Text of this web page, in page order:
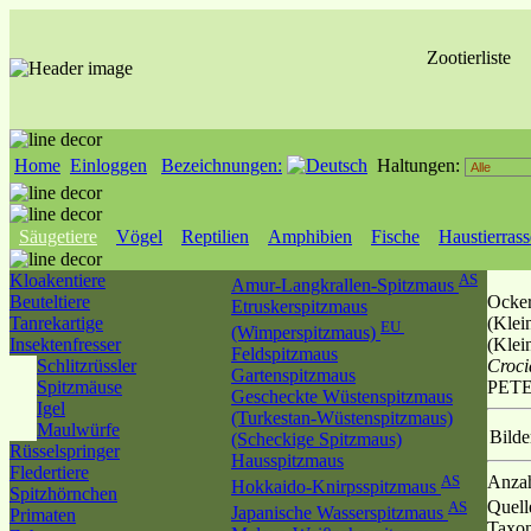
Zootierliste
Home Einloggen Bezeichnungen: Haltungen:
Säugetiere Vögel Reptilien Amphibien Fische
Kloakentiere
Beuteltiere
Tanrekartige
Insektenfresser
Schlitzrüssler
Spitzmäuse
Igel
Maulwürfe
Rüsselspringer
Fledertiere
Spitzhörnchen
Primaten
Amur-Langkrallen-Spitzmaus AS
Etruskerspitzmaus
(Wimperspitzmaus) EU
Feldspitzmaus
Gartenspitzmaus
Gescheckte Wüstenspitzmaus
(Turkestan-Wüstenspitzmaus)
(Scheckige Spitzmaus)
Hausspitzmaus
Hokkaido-Knirpsspitzmaus AS
Japanische Wasserspitzmaus AS